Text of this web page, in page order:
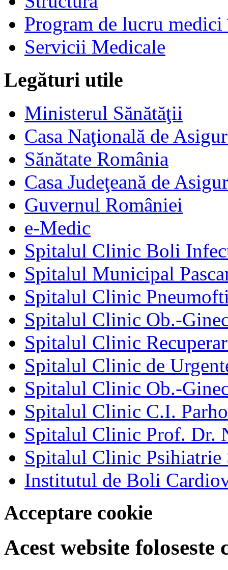
Program de lucru
Servicii Medicale
Legături utile
Ministerul Sănătăţii
Casa Naţională de
Sănătate România
Casa Judeţeană de
Guvernul României
e-Medic
Spitalul Clinic Boli
Spitalul Municipal
Spitalul Clinic
Spitalul Clinic Ob.-
Spitalul Clinic
Spitalul Clinic de
Spitalul Clinic Ob.-
Spitalul Clinic C.I.
Spitalul Clinic Prof. Dr.
Spitalul Clinic Psihiatrie
Institutul de Boli
Acceptare cookie
Acest website foloseste